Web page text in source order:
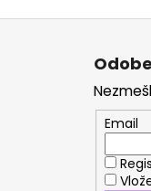
Z
Email